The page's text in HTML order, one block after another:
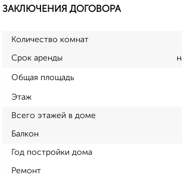
ЗАКЛЮЧЕНИЯ ДОГОВОРА
Количество комнат
Срок аренды
Общая площадь
Этаж
Всего этажей в доме
Балкон
Год постройки дома
Ремонт